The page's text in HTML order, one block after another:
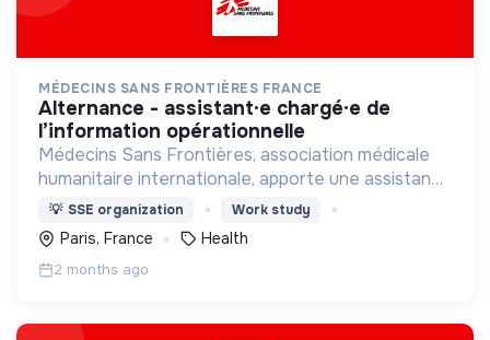
MÉDECINS SANS FRONTIÈRES FRANCE
alternance - assistant·e chargé·e de
l’information opérationnelle
Médecins Sans Frontières, association médicale
humanitaire internationale, apporte une assistance
médicale à des populations dont la vie est
menacée.
💡 SSE organization Work study
Paris, France Health
2 months ago